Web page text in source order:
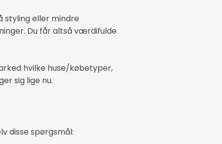
styling eller mindre
Du får altså værdifulde
hvilke huse/købetyper,
sig lige nu.
disse spørgsmål: